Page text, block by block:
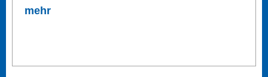
mehr